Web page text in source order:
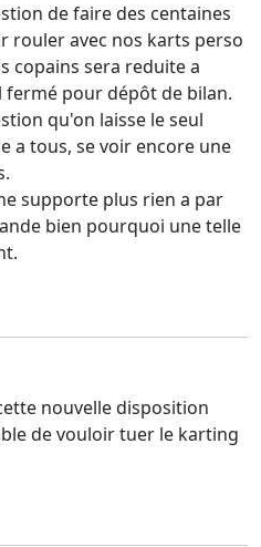
de faire des centaines
rouler avec nos karts perso
copains sera reduite a
pour dépôt de bilan.
qu'on laisse le seul
a tous, se voir encore une
supporte plus rien a par
bien pourquoi une telle
nouvelle disposition
de vouloir tuer le karting